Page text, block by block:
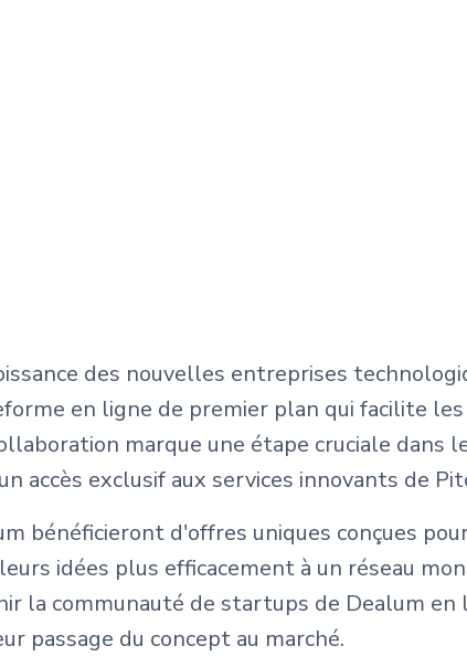
des nouvelles entreprises
en ligne de premier plan qui facilite
marque une étape cruciale dans
accès exclusif aux services innovants de
bénéficieront d'offres uniques conçues
idées plus efficacement à un réseau
la communauté de startups de Dealum
passage du concept au marché.